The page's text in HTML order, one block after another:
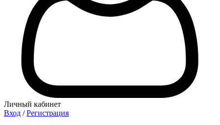
Личный кабинет
Вход / Регистрация